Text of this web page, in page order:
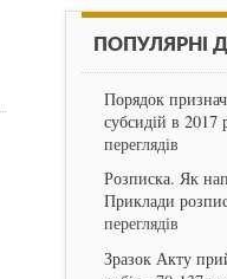
ПОПУЛЯРНІ
Порядок
субсидій в 2017
переглядів
Розписка. Як
Приклади
переглядів
Зразок Акту